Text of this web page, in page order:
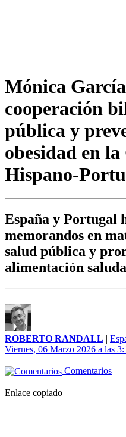
Mónica
cooperación
pública y
obesidad en
Hispano-
España y Portugal
memorandos en
salud pública y
alimentación
ROBERTO RANDALL |
Viernes, 06 Marzo 2026 a las
Comentarios
Enlace copiado